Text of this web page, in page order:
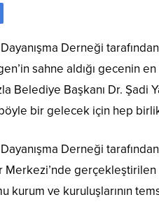
Derneği
sahne aldığı gecenin en
Belediye Başkanı Dr.
bir gelecek için hep
Derneği
kurum ve kuruluşlarının